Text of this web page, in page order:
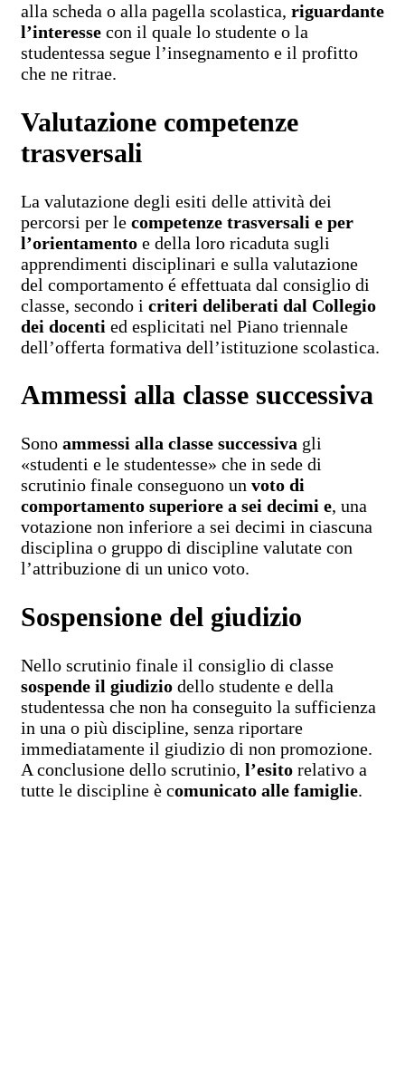
alla scheda o alla pagella scolastica, riguardante
l’interesse con il quale lo studente o la
studentessa segue l’insegnamento e il profitto
che ne ritrae.
Valutazione competenze
trasversali
La valutazione degli esiti delle attività dei
percorsi per le competenze trasversali e per
l’orientamento e della loro ricaduta sugli
apprendimenti disciplinari e sulla valutazione
del comportamento é effettuata dal consiglio di
classe, secondo i criteri deliberati dal Collegio
dei docenti ed esplicitati nel Piano triennale
dell’offerta formativa dell’istituzione scolastica.
Ammessi alla classe successiva
Sono ammessi alla classe successiva gli
«studenti e le studentesse» che in sede di
scrutinio finale conseguono un voto di
comportamento superiore a sei decimi e, una
votazione non inferiore a sei decimi in ciascuna
disciplina o gruppo di discipline valutate con
l’attribuzione di un unico voto.
Sospensione del giudizio
Nello scrutinio finale il consiglio di classe
sospende il giudizio dello studente e della
studentessa che non ha conseguito la sufficienza
in una o più discipline, senza riportare
immediatamente il giudizio di non promozione.
A conclusione dello scrutinio, l’esito relativo a
tutte le discipline è comunicato alle famiglie.